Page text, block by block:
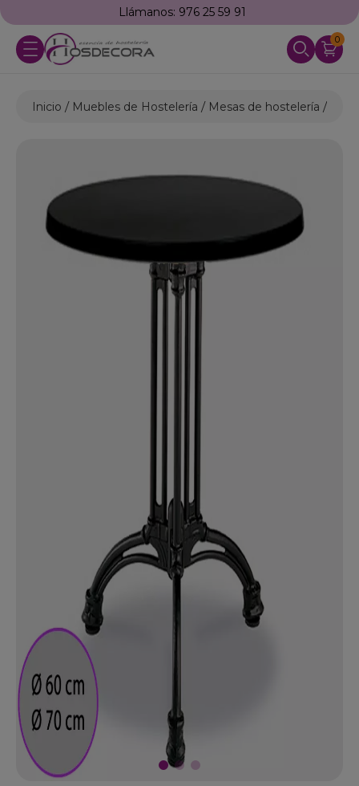
Llámanos: 976 25 59 91
0
Inicio Muebles de Hostelería Mesas de hostelería